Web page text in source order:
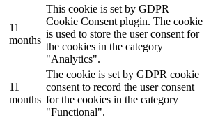
11
months
This cookie is set by GDPR
Cookie Consent plugin. The cookie
is used to store the user consent for
the cookies in the category
"Analytics".
11
months
The cookie is set by GDPR cookie
consent to record the user consent
for the cookies in the category
"Functional".